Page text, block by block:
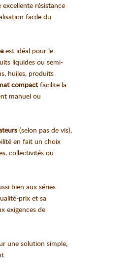
résistance
facile du
est idéal pour le
liquides ou semi-
huiles, produits
compactfacilite la
manuel ou
(selon pas de vis),
en fait un choix
collectivités ou
bien aux séries
prix et sa
exigences de
une solution simple,